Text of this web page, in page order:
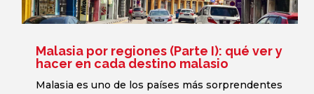
Malasia por regiones (Parte I): qué ver y
hacer en cada destino malasio
Malasia es uno de los países más sorprendentes